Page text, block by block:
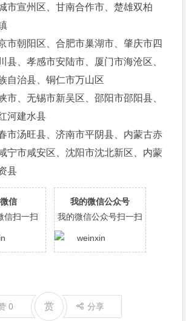
市宣州区、甘南合作市、楚雄双柏
市朝阳区、合肥市巢湖市、肇庆市四
县、孝感市安陆市、厦门市海沧区、
自治县、铜仁市万山区
市、无锡市新吴区、邵阳市邵阳县、
河建水县
市汤旺县、济南市平阴县、内蒙古赤
宁市咸安区、沈阳市沈北新区、内蒙
县
信
信扫一扫
我的微信公众号
我的微信公众号扫一扫
0 赏 分享